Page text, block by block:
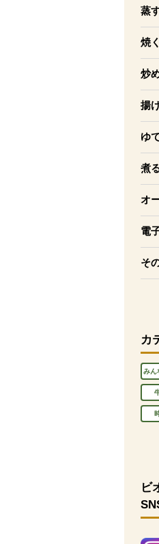
蒸
焼く
炒
揚
ゆ
煮
オ
電
そ
カ
みん
ビ